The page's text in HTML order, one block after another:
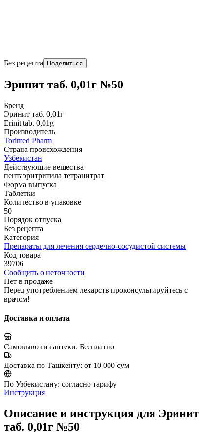
Без рецепта Поделиться
Эринит таб. 0,01г №50
Бренд
Эринит таб. 0,01г
Erinit tab. 0,01g
Производитель
Torimed Pharm
Страна происхождения
Узбекистан
Действующие вещества
пентаэритритила тетранитрат
Форма выпуска
Таблетки
Количество в упаковке
50
Порядок отпуска
Без рецепта
Категория
Препараты для лечения сердечно-сосудистой системы
Код товара
39706
Сообщить о неточности
Нет в продаже
Перед употреблением лекарств проконсультируйтесь с
врачом!
Доставка и оплата
Самовывоз из аптеки: Бесплатно
Доставка по Ташкенту: от 10 000 сум
По Узбекистану: согласно тарифу
Инструкция
Описание и инструкция для Эринит
таб. 0,01г №50